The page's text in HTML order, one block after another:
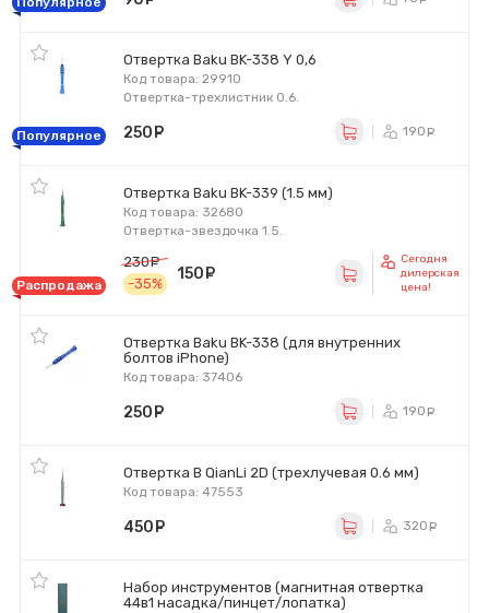
Отвертка Baku BK-338 Y 0,6
Код товара: 29910
Отвертка-трехлистник 0.6.
Популярное 250 190
Отвертка Baku BK-339 (1.5 мм)
Код товара: 32680
Отвертка-звездочка 1.5.
Распродажа
230
-35%
150
Сегодня
дилерская
цена!
Отвертка Baku BK-338 (для внутренних
болтов iPhone)
Код товара: 37406
250 190
Отвертка B QianLi 2D (трехлучевая 0.6 мм)
Код товара: 47553
450 320
Набор инструментов (магнитная отвертка
44в1 насадка/пинцет/лопатка)